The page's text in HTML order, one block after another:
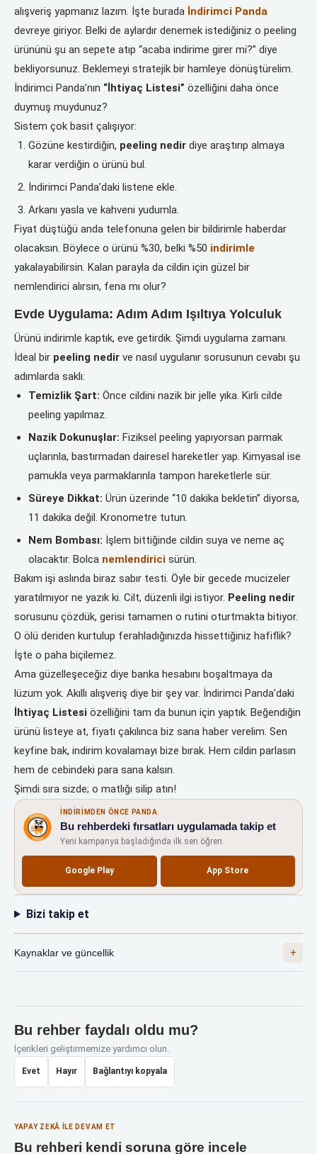
alışveriş yapmanız lazım. İşte burada İndirimci Panda
devreye giriyor. Belki de aylardır denemek istediğiniz o peeling
ürününü şu an sepete atıp “acaba indirime girer mi?” diye
bekliyorsunuz. Beklemeyi stratejik bir hamleye dönüştürelim.
İndirimci Panda’nın “İhtiyaç Listesi” özelliğini daha önce
duymuş muydunuz?
Sistem çok basit çalışıyor:
Gözüne kestirdiğin, peeling nedir diye araştırıp almaya
karar verdiğin o ürünü bul.
İndirimci Panda’daki listene ekle.
Arkanı yasla ve kahveni yudumla.
Fiyat düştüğü anda telefonuna gelen bir bildirimle haberdar
olacaksın. Böylece o ürünü %30, belki %50 indirimle
yakalayabilirsin. Kalan parayla da cildin için güzel bir
nemlendirici alırsın, fena mı olur?
Evde Uygulama: Adım Adım Işıltıya Yolculuk
Ürünü indirimle kaptık, eve getirdik. Şimdi uygulama zamanı.
İdeal bir peeling nedir ve nasıl uygulanır sorusunun cevabı şu
adımlarda saklı:
Temizlik Şart: Önce cildini nazik bir jelle yıka. Kirli cilde
peeling yapılmaz.
Nazik Dokunuşlar: Fiziksel peeling yapıyorsan parmak
uçlarınla, bastırmadan dairesel hareketler yap. Kimyasal ise
pamukla veya parmaklarınla tampon hareketlerle sür.
Süreye Dikkat: Ürün üzerinde “10 dakika bekletin” diyorsa,
11 dakika değil. Kronometre tutun.
Nem Bombası: İşlem bittiğinde cildin suya ve neme aç
olacaktır. Bolca nemlendirici sürün.
Bakım işi aslında biraz sabır testi. Öyle bir gecede mucizeler
yaratılmıyor ne yazık ki. Cilt, düzenli ilgi istiyor. Peeling nedir
sorusunu çözdük, gerisi tamamen o rutini oturtmakta bitiyor.
O ölü deriden kurtulup ferahladığınızda hissettiğiniz hafiflik?
İşte o paha biçilemez.
Ama güzelleşeceğiz diye banka hesabını boşaltmaya da
lüzum yok. Akıllı alışveriş diye bir şey var. İndirimci Panda’daki
İhtiyaç Listesi özelliğini tam da bunun için yaptık. Beğendiğin
ürünü listeye at, fiyatı çakılınca biz sana haber verelim. Sen
keyfine bak, indirim kovalamayı bize bırak. Hem cildin parlasın
hem de cebindeki para sana kalsın.
Şimdi sıra sizde; o matlığı silip atın!
İNDIRIMDEN ÖNCE PANDA
Bu rehberdeki fırsatları uygulamada takip et
Yeni kampanya başladığında ilk sen öğren.
Google Play App Store
Bizi takip et
Kaynaklar ve güncellik
Bu rehber faydalı oldu mu?
İçerikleri geliştirmemize yardımcı olun.
Evet Hayır Bağlantıyı kopyala
YAPAY ZEKÂ ILE DEVAM ET
Bu rehberi kendi soruna göre incele